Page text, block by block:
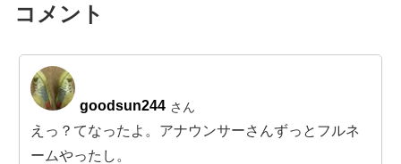
コメント
goodsun244 さん
えっ？てなったよ。アナウンサーさんずっとフルネ
ームやったし。